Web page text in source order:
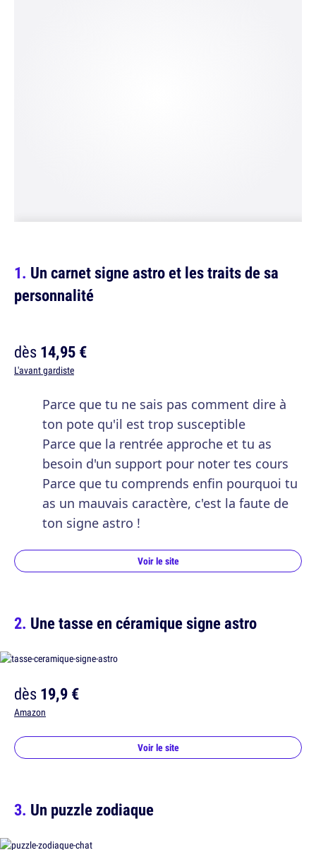
Un carnet signe astro et les traits de sa
personnalité
dès14,95 €
L'avant gardiste
Parce que tu ne sais pas comment dire à
ton pote qu'il est trop susceptible
Parce que la rentrée approche et tu as
besoin d'un support pour noter tes cours
Parce que tu comprends enfin pourquoi tu
as un mauvais caractère, c'est la faute de
ton signe astro !
Voir le site
Une tasse en céramique signe astro
dès19,9 €
Amazon
Voir le site
Un puzzle zodiaque